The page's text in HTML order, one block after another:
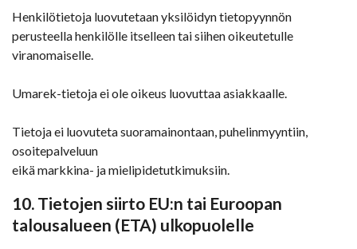
Henkilötietoja luovutetaan yksilöidyn tietopyynnön
perusteella henkilölle itselleen tai siihen oikeutetulle
viranomaiselle.
Umarek-tietoja ei ole oikeus luovuttaa asiakkaalle.
Tietoja ei luovuteta suoramainontaan, puhelinmyyntiin,
osoitepalveluun
eikä markkina- ja mielipidetutkimuksiin.
10. Tietojen siirto EU:n tai Euroopan
talousalueen (ETA) ulkopuolelle